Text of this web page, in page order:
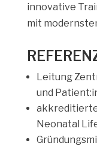
innovative
mit
Leitung
und
Neonatal